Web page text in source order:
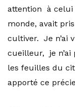
attention à celui
monde, avait
cultiver. Je n’ai
cueilleur, je
les feuilles du
apporté ce